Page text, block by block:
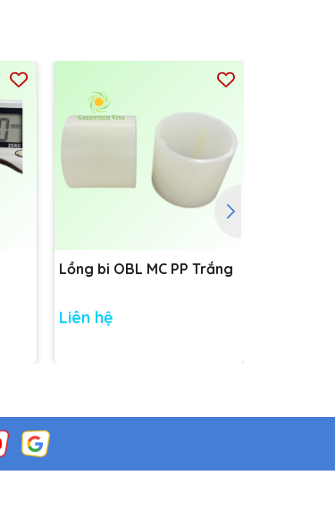
Lồng bi OBL MC PP Trắng
Liên hệ